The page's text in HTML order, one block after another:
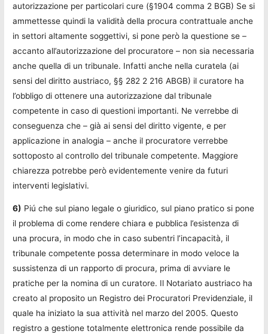
autorizzazione per particolari cure (§1904 comma 2 BGB) Se si
ammettesse quindi la validità della procura contrattuale anche
in settori altamente soggettivi, si pone però la questione se –
accanto all’autorizzazione del procuratore – non sia necessaria
anche quella di un tribunale. Infatti anche nella curatela (ai
sensi del diritto austriaco, §§ 282 2 216 ABGB) il curatore ha
l’obbligo di ottenere una autorizzazione dal tribunale
competente in caso di questioni importanti. Ne verrebbe di
conseguenza che – già ai sensi del diritto vigente, e per
applicazione in analogia – anche il procuratore verrebbe
sottoposto al controllo del tribunale competente. Maggiore
chiarezza potrebbe però evidentemente venire da futuri
interventi legislativi.
6) Piú che sul piano legale o giuridico, sul piano pratico si pone
il problema di come rendere chiara e pubblica l’esistenza di
una procura, in modo che in caso subentri l’incapacità, il
tribunale competente possa determinare in modo veloce la
sussistenza di un rapporto di procura, prima di avviare le
pratiche per la nomina di un curatore. Il Notariato austriaco ha
creato al proposito un Registro dei Procuratori Previdenziale, il
quale ha iniziato la sua attività nel marzo del 2005. Questo
registro a gestione totalmente elettronica rende possibile da